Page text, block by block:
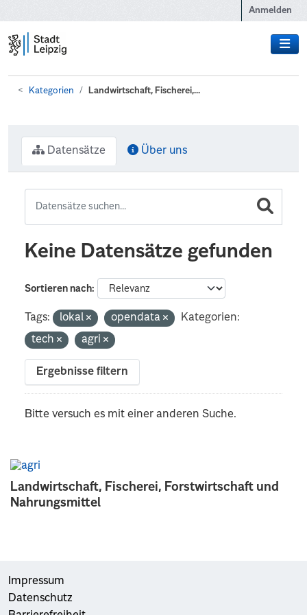
Anmelden
Kategorien Landwirtschaft, Fischerei,...
Landwirtschaft, Fischerei, Forstwirtschaft und
Nahrungsmittel
Datensätze Über uns
Keine Datensätze gefunden
Sortieren nach
Tags: lokal opendata
Kategorien:
tech
agri
Ergebnisse filtern
Bitte versuch es mit einer anderen Suche.
Impressum
Datenschutz